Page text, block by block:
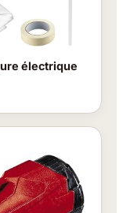
électrique